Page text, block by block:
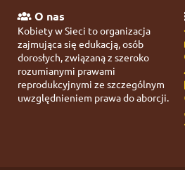
O nas
Kobiety w Sieci to organizacja
zajmująca się edukacją, osób
dorosłych, związaną z szeroko
rozumianymi prawami
reprodukcyjnymi ze szczególnym
uwzględnieniem prawa do aborcji.